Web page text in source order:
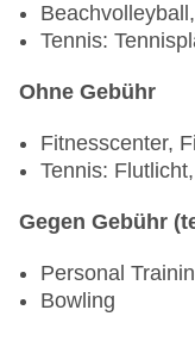
Tennis:
Ohne Gebühr
Fitnesscenter,
Tennis:
Gegen Gebühr
Personal
Bowling